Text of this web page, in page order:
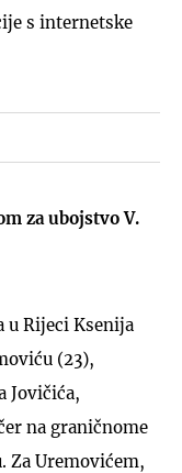
s internetske
za ubojstvo V.
u Rijeci Ksenija
(23),
Jovičića,
na graničnome
Za Uremovićem,